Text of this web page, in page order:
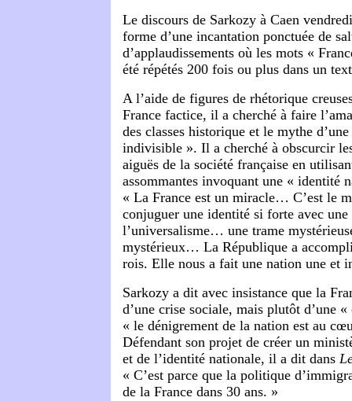
Le discours de Sarkozy à Caen
forme d’une incantation ponctuée de
d’applaudissements où les mots «
été répétés 200 fois ou plus dans un
A l’aide de figures de rhétorique
France factice, il a cherché à faire
des classes historique et le mythe
indivisible ». Il a cherché à obscurcir
aiguës de la société française en
assommantes invoquant une « identité
« La France est un miracle… C’est le
conjuguer une identité si forte avec
l’universalisme… une trame
mystérieux… La République a
rois. Elle nous a fait une nation une et
Sarkozy a dit avec insistance que la
d’une crise sociale, mais plutôt d’une
« le dénigrement de la nation est au
Défendant son projet de créer un
et de l’identité nationale, il a dit dans
« C’est parce que la politique
de la France dans 30 ans. »